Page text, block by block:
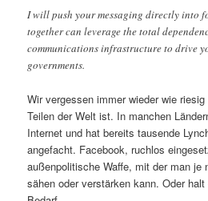
I will push your messaging directly into
together can leverage the total
communications infrastructure to drive
governments.
Wir vergessen immer wieder wie
Teilen der Welt ist. In manchen
Internet und hat bereits tausende
angefacht. Facebook, ruchlos
außenpolitische Waffe, mit der man je
sähen oder verstärken kann. Oder